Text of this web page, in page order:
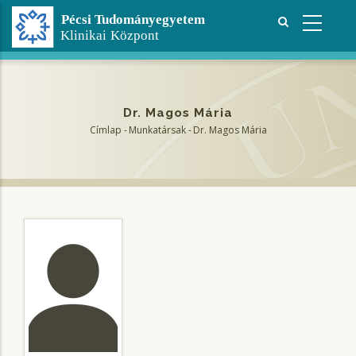
Ugrás
tartalomra
Dr. Magos Mária
Címlap - Munkatársak - Dr. Magos Mária